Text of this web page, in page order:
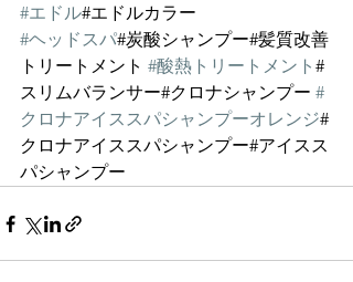
#エドル#エドルカラー
#ヘッドスパ#炭酸シャンプー#髪質改善
トリートメント #酸熱トリートメント #
スリムバランサー#クロナシャンプー #
クロナアイススパシャンプーオレンジ#
クロナアイススパシャンプー#アイスス
パシャンプー